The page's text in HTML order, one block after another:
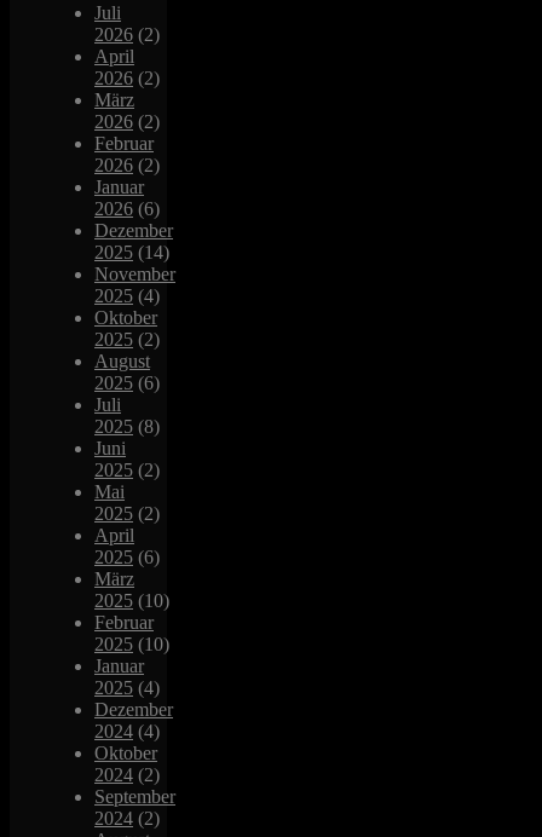
Juli
2026 (2)
April
2026 (2)
März
2026 (2)
Februar
2026 (2)
Januar
2026 (6)
Dezember
2025 (14)
November
2025 (4)
Oktober
2025 (2)
August
2025 (6)
Juli
2025 (8)
Juni
2025 (2)
Mai
2025 (2)
April
2025 (6)
März
2025 (10)
Februar
2025 (10)
Januar
2025 (4)
Dezember
2024 (4)
Oktober
2024 (2)
September
2024 (2)